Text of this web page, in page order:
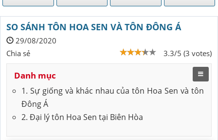
SO SÁNH TÔN HOA SEN VÀ TÔN ĐÔNG Á
29/08/2020
3.3/5 (3 votes)
Chia sẻ
Danh mục
1. Sự giống và khác nhau của tôn Hoa Sen và tôn
Đông Á
2. Đại lý tôn Hoa Sen tại Biên Hòa